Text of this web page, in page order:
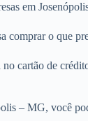
em
o que
cartão de
– MG, você